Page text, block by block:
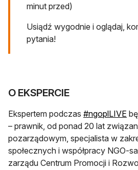
minut przed)
Usiądź wygodnie i oglądaj,
pytania!
O EKSPERCIE
Ekspertem podczas #ngoplLIVE
– prawnik, od ponad 20 lat
pozarządowym, specjalista w
społecznych i współpracy NGO-
zarządu Centrum Promocji i